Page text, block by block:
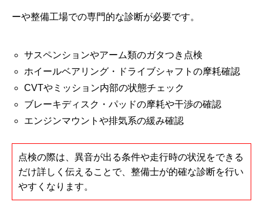
ーや整備工場での専門的な診断が必要です。
サスペンションやアーム類のガタつき点検
ホイールベアリング・ドライブシャフトの摩耗確認
CVTやミッション内部の状態チェック
ブレーキディスク・パッドの摩耗や干渉の確認
エンジンマウントや排気系の緩み確認
点検の際は、異音が出る条件や走行時の状況をできる
だけ詳しく伝えることで、整備士が的確な診断を行い
やすくなります。